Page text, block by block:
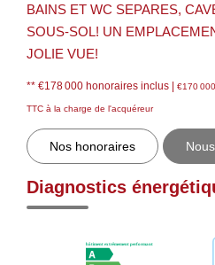
BAINS ET WC SEPARES,
SOUS-SOL! UN
JOLIE VUE!
** €178 000 honoraires inclus | €170 000
TTC à la charge de l'acquéreur
Nos honoraires
Diagnostics